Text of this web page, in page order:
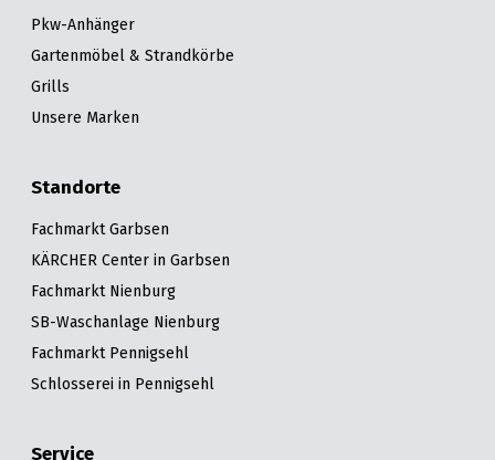
Pkw-Anhänger
Gartenmöbel & Strandkörbe
Grills
Unsere Marken
Standorte
Fachmarkt Garbsen
KÄRCHER Center in Garbsen
Fachmarkt Nienburg
SB-Waschanlage Nienburg
Fachmarkt Pennigsehl
Schlosserei in Pennigsehl
Service